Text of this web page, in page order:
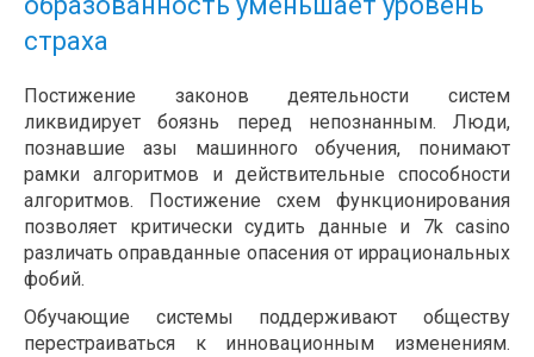
страха
Постижение законов деятельности систем
ликвидирует боязнь перед непознанным. Люди,
познавшие азы машинного обучения, понимают
рамки алгоритмов и действительные способности
алгоритмов. Постижение схем функционирования
позволяет критически судить данные и 7k casino
различать оправданные опасения от иррациональных
фобий.
Обучающие системы поддерживают обществу
перестраиваться к инновационным изменениям.